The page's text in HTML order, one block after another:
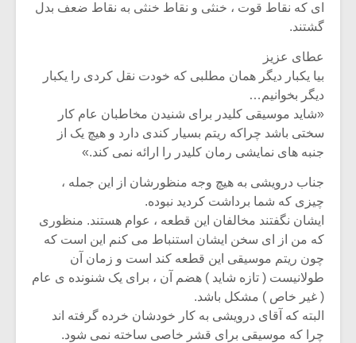
ای که نقاط قوت ، خنثی و نقاط خنثی به نقاط ضعف بدل
گشتند.
عطای عزیز
بیا یکبار دیگر همان مطلبی که خودت نقل کردی را یکبار
دیگر بخوانیم…
«شاید موسیقی کلیدر برای شنیدن مخاطبان عام کار
سختی باشد چراکه ریتم بسیار کندی دارد و هیچ یک از
جنبه های نمایشی رمان کلیدر را ارائه نمی کند.»
جناب درویشی به هیچ وجه منظورشان از این جمله ،
چیزی که شما برداشت کردید نبوده.
ایشان نگفتند مخالفان این قطعه ، عوام هستند. منظوری
که من از ای سخن ایشان استنباط می کنم این است که
چون ریتم موسیقی این قطعه کند است و زمان آن
طولانیست ( تازه شاید ) هضم آن ، برای یک شنونده ی عام
( غیر خاص ) مشکل باشد.
البته که آقای درویشی به کار خودشان خرده گرفته اند
چرا که موسیقی برای قشر خاصی ساخته نمی شود.